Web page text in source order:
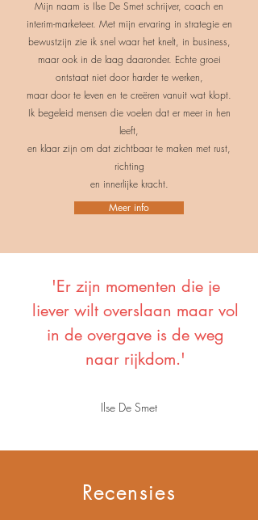
Mijn naam is Ilse De Smet schrijver, coach en
interim-marketeer. Met mijn ervaring in strategie en
bewustzijn zie ik snel waar het knelt, in business,
maar ook in de laag daaronder. Echte groei
ontstaat niet door harder te werken,
maar door te leven en te creëren vanuit wat klopt.
Ik begeleid mensen die voelen dat er meer in hen
leeft,
en klaar zijn om dat zichtbaar te maken met rust,
richting
en innerlijke kracht.
Meer info
'Er zijn momenten die je
liever wilt overslaan maar vol
in de overgave is de weg
naar rijkdom.'
Ilse De Smet
Recensies